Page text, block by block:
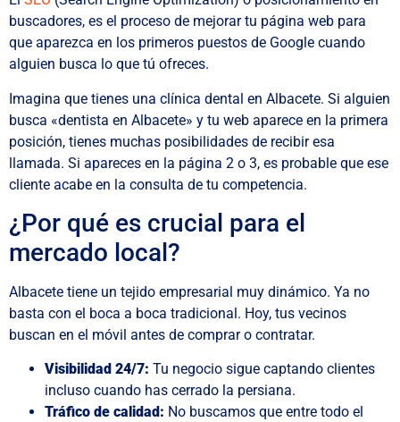
buscadores, es el proceso de mejorar tu página web para
que aparezca en los primeros puestos de Google cuando
alguien busca lo que tú ofreces.
Imagina que tienes una clínica dental en Albacete. Si alguien
busca «dentista en Albacete» y tu web aparece en la primera
posición, tienes muchas posibilidades de recibir esa
llamada. Si apareces en la página 2 o 3, es probable que ese
cliente acabe en la consulta de tu competencia.
¿Por qué es crucial para el
mercado local?
Albacete tiene un tejido empresarial muy dinámico. Ya no
basta con el boca a boca tradicional. Hoy, tus vecinos
buscan en el móvil antes de comprar o contratar.
Visibilidad 24/7: Tu negocio sigue captando clientes
incluso cuando has cerrado la persiana.
Tráfico de calidad: No buscamos que entre todo el